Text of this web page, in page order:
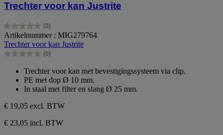
Trechter voor kan Justrite
(0)
0.0
van
de
5
Artikelnummer : MIG279764
Trechter voor kan Justrite
(0)
0.0
sterren.
Trechter voor kan met bevestigingssysteem via clip.
PE met dop Ø 10 mm.
In staal met filter en slang Ø 25 mm.
€ 19,05 excl. BTW
€ 23,05 incl. BTW